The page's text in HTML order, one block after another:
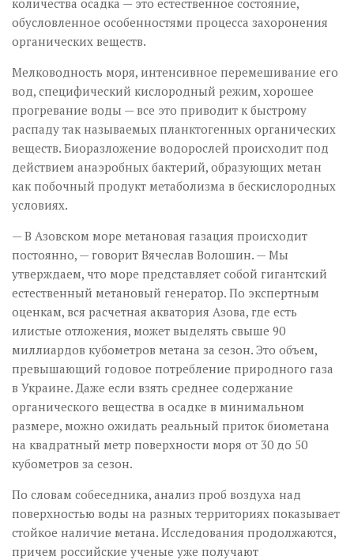
количества осадка — это естественное состояние,
обусловленное особенностями процесса захоронения
органических веществ.
Мелководность моря, интенсивное перемешивание его
вод, специфический кислородный режим, хорошее
прогревание воды — все это приводит к быстрому
распаду так называемых планктогенных органических
веществ. Биоразложение водорослей происходит под
действием анаэробных бактерий, образующих метан
как побочный продукт метаболизма в бескислородных
условиях.
— В Азовском море метановая газация происходит
постоянно, — говорит Вячеслав Волошин. — Мы
утверждаем, что море представляет собой гигантский
естественный метановый генератор. По экспертным
оценкам, вся расчетная акватория Азова, где есть
илистые отложения, может выделять свыше 90
миллиардов кубометров метана за сезон. Это объем,
превышающий годовое потребление природного газа
в Украине. Даже если взять среднее содержание
органического вещества в осадке в минимальном
размере, можно ожидать реальный приток биометана
на квадратный метр поверхности моря от 30 до 50
кубометров за сезон.
По словам собеседника, анализ проб воздуха над
поверхностью воды на разных территориях показывает
стойкое наличие метана. Исследования продолжаются,
причем российские ученые уже получают